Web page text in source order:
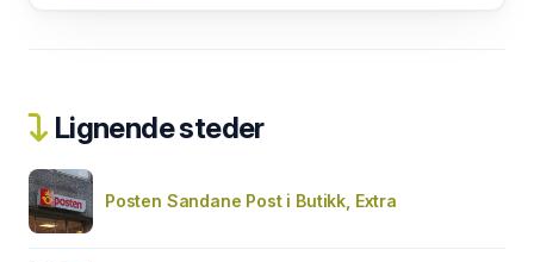
Lignende steder
Posten Sandane Post i Butikk, Extra